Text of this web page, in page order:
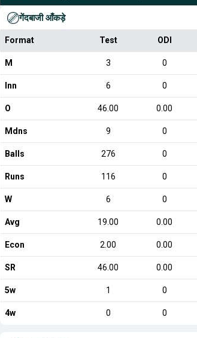
गेंदबाजी आँकड़े
Format Test ODI
M 3 0
Inn 6 0
O 46.00 0.00
Mdns 9 0
Balls 276 0
Runs 116 0
W 6 0
Avg 19.00 0.00
Econ 2.00 0.00
SR 46.00 0.00
5w 1 0
4w 0 0